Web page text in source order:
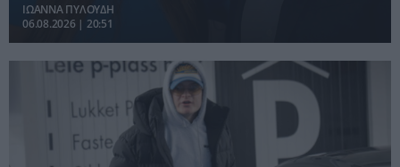
ΙΩΑΝΝΑ ΠΥΛΟΥΔΗ
06.08.2026 | 20:51